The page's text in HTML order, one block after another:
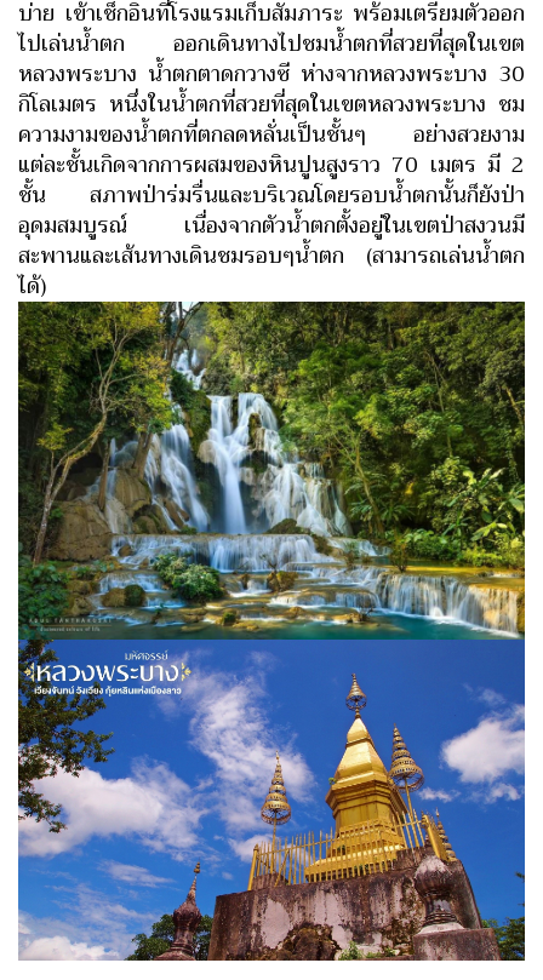
บ่าย เข้าเช็กอินที่โรงแรมเก็บสัมภาระ พร้อมเตรียมตัวออก
ไปเล่นน้ำตก ออกเดินทางไปชมน้ำตกที่สวยที่สุดในเขต
หลวงพระบาง น้ำตกตาดกวางซี ห่างจากหลวงพระบาง 30
กิโลเมตร หนึ่งในน้ำตกที่สวยที่สุดในเขตหลวงพระบาง ชม
ความงามของน้ำตกที่ตกลดหลั่นเป็นชั้นๆ อย่างสวยงาม
แต่ละชั้นเกิดจากการผสมของหินปูนสูงราว 70 เมตร มี 2
ชั้น สภาพป่าร่มรื่นและบริเวณโดยรอบน้ำตกนั้นก็ยังป่า
อุดมสมบูรณ์ เนื่องจากตัวน้ำตกตั้งอยู่ในเขตป่าสงวนมี
สะพานและเส้นทางเดินชมรอบๆน้ำตก (สามารถเล่นน้ำตก
ได้)